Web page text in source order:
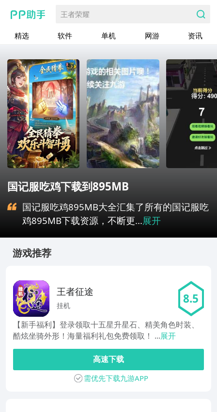
王者荣耀
精选 软件 单机 网游 资讯
国记服吃鸡下载到895MB
国记服吃鸡895MB大全汇集了所有的国记服吃
鸡895MB下载资源，不断更...展开
游戏推荐
王者征途
挂机 8.5
【新手福利】登录领取十五星升星石、精美角色时装、
酷炫坐骑外形！海量福利礼包免费领取！ ...展开
高速下载
需优先下载九游APP